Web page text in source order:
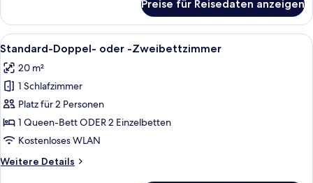
Doppel-
oder
-
Zweibettzimmer,
Balkon,
Seeblick
Preise für Reisedaten anzeigen
Alle
Fotos
für
Standard-
Doppel-
oder
-
anzeigen
Ein ordentlich bezogenes Bett mit
3
Standard-Doppel- oder -Zweibettzimmer
20 m²
1 Schlafzimmer
Platz für 2 Personen
1 Queen-Bett ODER 2 Einzelbetten
Kostenloses WLAN
Weitere Details
Weitere